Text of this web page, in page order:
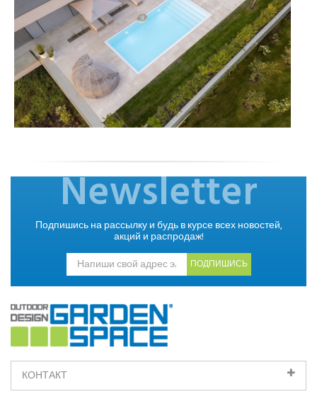
Newsletter
Подпишись на рассылку и будь в курсе всех новостей,
акций и распродаж!
ПОДПИШИСЬ
КОНТАКТ